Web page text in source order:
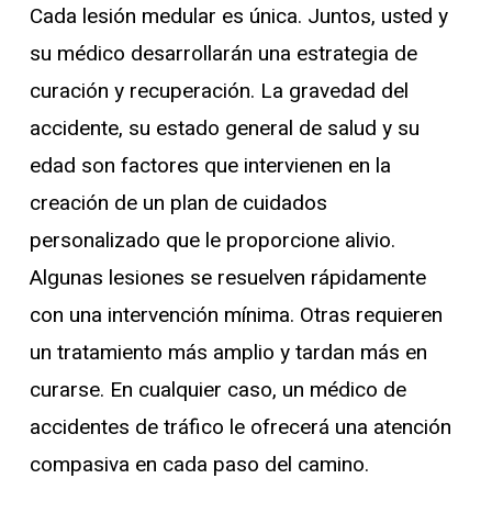
Cada lesión medular es única. Juntos, usted y
su médico desarrollarán una estrategia de
curación y recuperación. La gravedad del
accidente, su estado general de salud y su
edad son factores que intervienen en la
creación de un plan de cuidados
personalizado que le proporcione alivio.
Algunas lesiones se resuelven rápidamente
con una intervención mínima. Otras requieren
un tratamiento más amplio y tardan más en
curarse. En cualquier caso, un médico de
accidentes de tráfico le ofrecerá una atención
compasiva en cada paso del camino.